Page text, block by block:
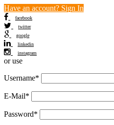
Have an account? Sign In
facebook
twitter
google
linkedin
instagram
or use
Username*
E-Mail*
Password*